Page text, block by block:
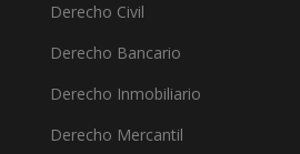
Derecho Civil
Derecho Bancario
Derecho Inmobiliario
Derecho Mercantil